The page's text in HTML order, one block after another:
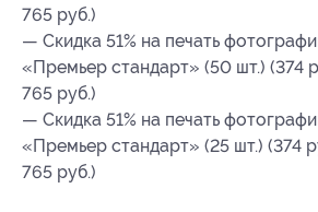
765 руб.)
— Скидка 51% на печать
«Премьер стандарт» (50 шт.) (374
765 руб.)
— Скидка 51% на печать
«Премьер стандарт» (25 шт.) (374
765 руб.)